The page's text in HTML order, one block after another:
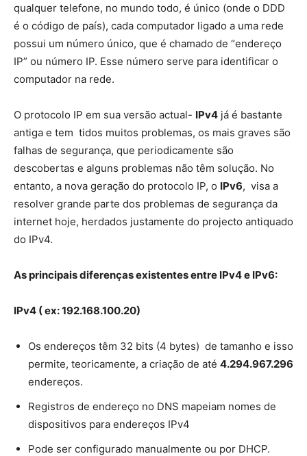
qualquer telefone, no mundo todo, é único (onde o DDD
é o código de país), cada computador ligado a uma rede
possui um número único, que é chamado de “endereço
IP” ou número IP. Esse número serve para identificar o
computador na rede.
O protocolo IP em sua versão actual- IPv4 já é bastante
antiga e tem tidos muitos problemas, os mais graves são
falhas de segurança, que periodicamente são
descobertas e alguns problemas não têm solução. No
entanto, a nova geração do protocolo IP, o IPv6, visa a
resolver grande parte dos problemas de segurança da
internet hoje, herdados justamente do projecto antiquado
do IPv4.
As principais diferenças existentes entre IPv4 e IPv6:
IPv4 ( ex: 192.168.100.20)
Os endereços têm 32 bits (4 bytes) de tamanho e isso
permite, teoricamente, a criação de até 4.294.967.296
endereços.
Registros de endereço no DNS mapeiam nomes de
dispositivos para endereços IPv4
Pode ser configurado manualmente ou por DHCP.